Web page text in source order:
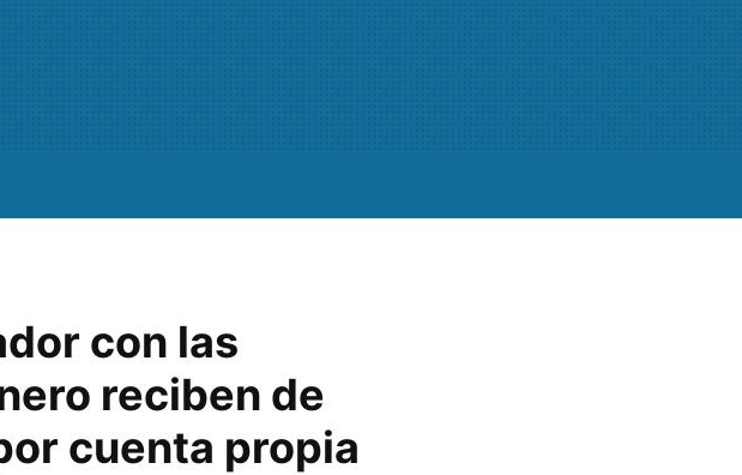
con las
reciben de
cuenta propia